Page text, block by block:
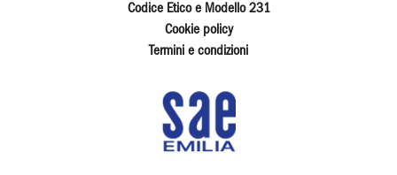
Codice Etico e Modello 231
Cookie policy
Termini e condizioni